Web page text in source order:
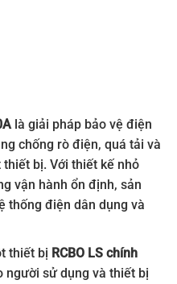
là giải pháp bảo vệ điện
chống rò điện, quá tải và
bị. Với thiết kế nhỏ
vận hành ổn định, sản
thống điện dân dụng và
thiết bị RCBO LS chính
người sử dụng và thiết bị